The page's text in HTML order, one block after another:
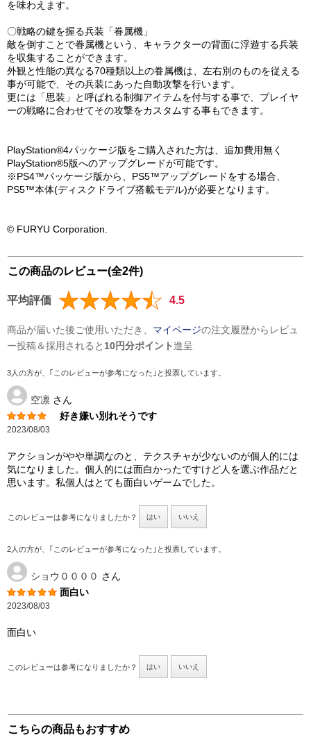
を味わえます。
〇戦略の鍵を握る兵装「眷属機」
敵を倒すことで眷属機という、キャラクターの背面に浮遊する兵装
を収集することができます。
外観と性能の異なる70種類以上の眷属機は、左右別のものを従える
事が可能で、その兵装にあった自動攻撃を行います。
更には「思装」と呼ばれる制御アイテムを付与する事で、プレイヤ
ーの戦略に合わせてその攻撃をカスタムする事もできます。
PlayStation®4パッケージ版をご購入された方は、追加費用無く
PlayStation®5版へのアップグレードが可能です。
※PS4™パッケージ版から、PS5™アップグレードをする場合、
PS5™本体(ディスクドライブ搭載モデル)が必要となります。
© FURYU Corporation.
この商品のレビュー(全2件)
平均評価 4.5
商品が届いた後ご使用いただき、 マイページの注文履歴からレビュ
ー投稿＆採用されると 10円分ポイント進呈
3人の方が、｢このレビューが参考になった｣と投票しています。
空凛 さん
好き嫌い別れそうです
2023/08/03
アクションがやや単調なのと、テクスチャが少ないのが個人的には
気になりました。個人的には面白かったですけど人を選ぶ作品だと
思います。私個人はとても面白いゲームでした。
このレビューは参考になりましたか？ はい いいえ
2人の方が、｢このレビューが参考になった｣と投票しています。
ショウ００００ さん
面白い
2023/08/03
面白い
このレビューは参考になりましたか？ はい いいえ
こちらの商品もおすすめ